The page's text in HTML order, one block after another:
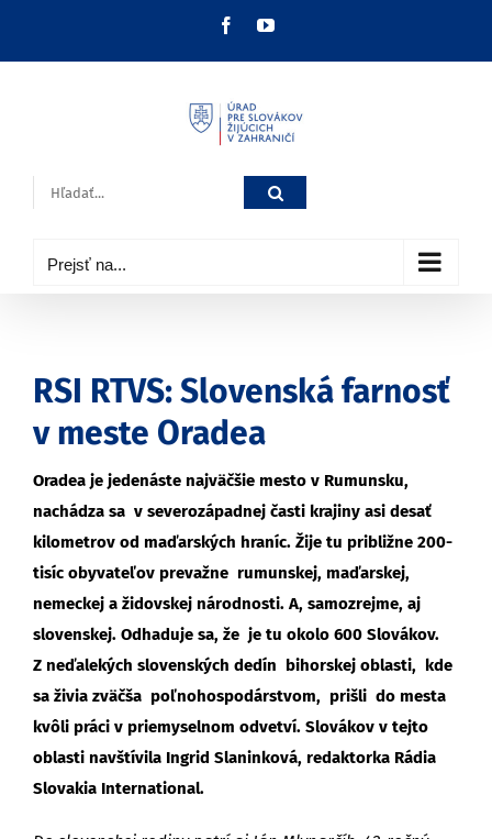
FacebookYouTube
Hľadať:
Prejsť na...
RSI RTVS: Slovenská farnosť
v meste Oradea
Oradea je jedenáste najväčšie mesto v Rumunsku,
nachádza sa v severozápadnej časti krajiny asi desať
kilometrov od maďarských hraníc. Žije tu približne 200-
tisíc obyvateľov prevažne rumunskej, maďarskej,
nemeckej a židovskej národnosti. A, samozrejme, aj
slovenskej. Odhaduje sa, že je tu okolo 600 Slovákov.
Z neďalekých slovenských dedín bihorskej oblasti, kde
sa živia zväčša poľnohospodárstvom, prišli do mesta
kvôli práci v priemyselnom odvetví. Slovákov v tejto
oblasti navštívila Ingrid Slaninková, redaktorka Rádia
Slovakia International.